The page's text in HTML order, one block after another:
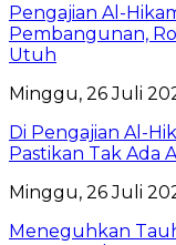
Pengajian Al-
Pembangunan,
Utuh
Minggu, 26 Juli
Di Pengajian Al-
Pastikan Tak Ada
Minggu, 26 Juli
Meneguhkan